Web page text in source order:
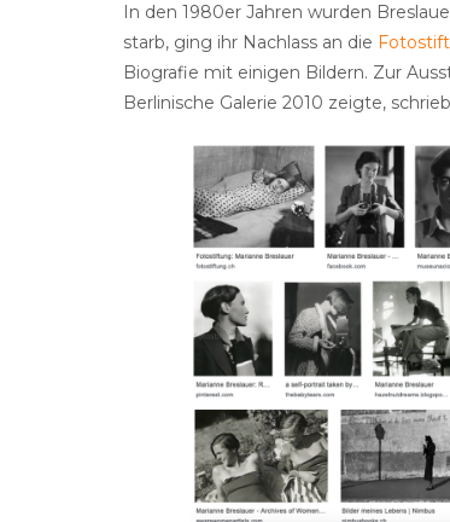
In den 1980er Jahren wurden
starb, ging ihr Nachlass an die
Biografie mit einigen Bildern. Zur
Berlinische Galerie 2010 zeigte,